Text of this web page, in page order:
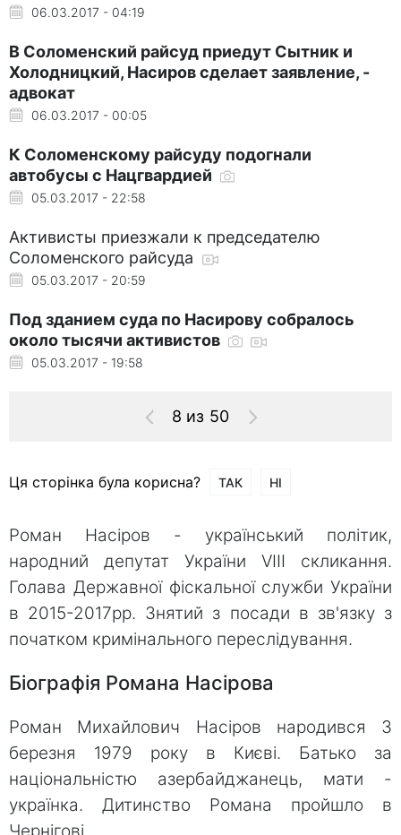
06.03.2017 - 04:19
В Соломенский райсуд приедут Сытник и
Холодницкий, Насиров сделает заявление, -
адвокат
06.03.2017 - 00:05
К Соломенскому райсуду подогнали
автобусы с Нацгвардией
05.03.2017 - 22:58
Активисты приезжали к председателю
Соломенского райсуда
05.03.2017 - 20:59
Под зданием суда по Насирову собралось
около тысячи активистов
05.03.2017 - 19:58
8 из 50
Ця сторінка була корисна? ТАК НІ
Роман Насіров - український політик,
народний депутат України VIII скликання.
Голава Державної фіскальної служби України
в 2015-2017рр. Знятий з посади в зв'язку з
початком кримінального переслідування.
Біографія Романа Насірова
Роман Михайлович Насіров народився 3
березня 1979 року в Києві. Батько за
національністю азербайджанець, мати -
українка. Дитинство Романа пройшло в
Чернігові.